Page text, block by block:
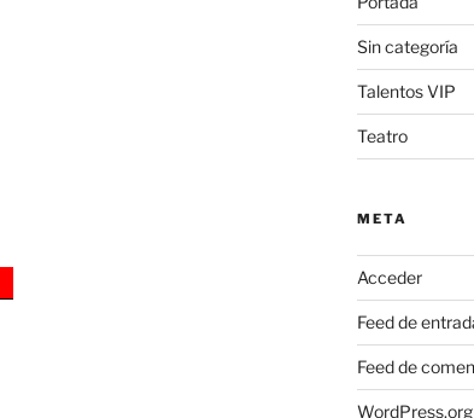
Sin categoría
Talentos VIP
Teatro
META
Acceder
Feed de
Feed de
WordPress.org